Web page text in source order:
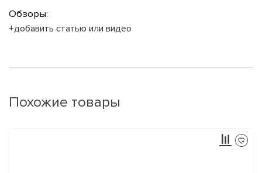
Обзоры:
+добавить статью или видео
Похожие товары